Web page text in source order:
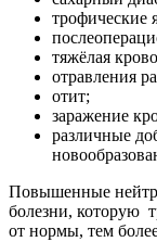
трофические
тяжёлая
отравления
отит;
заражение
различные
Повышенные
болезни, которую
от нормы, тем